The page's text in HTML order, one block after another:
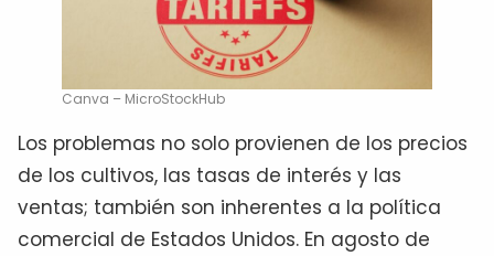
Canva – MicroStockHub
Los problemas no solo provienen de los precios
de los cultivos, las tasas de interés y las
ventas; también son inherentes a la política
comercial de Estados Unidos. En agosto de